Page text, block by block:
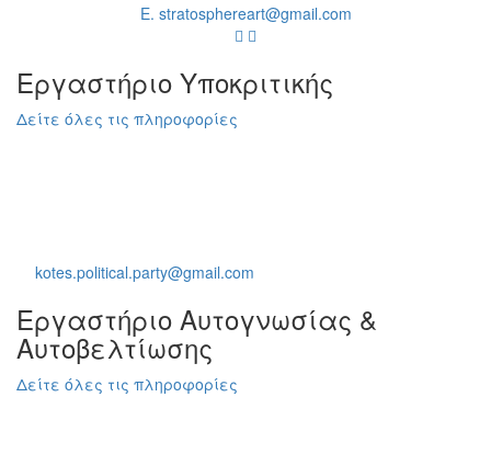
Ε. stratosphereart@gmail.com
Εργαστήριο Υποκριτικής
Δείτε όλες τις πληροφορίες
kotes.political.party@gmail.com
Εργαστήριο Αυτογνωσίας &
Αυτοβελτίωσης
Δείτε όλες τις πληροφορίες